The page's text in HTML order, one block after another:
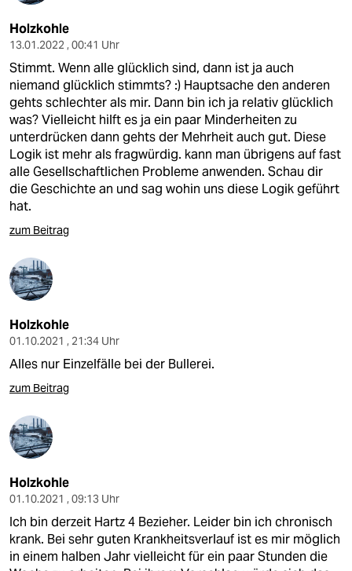
Holzkohle
13.01.2022 , 00:41 Uhr
Stimmt. Wenn alle glücklich sind, dann ist ja auch
niemand glücklich stimmts? :) Hauptsache den anderen
gehts schlechter als mir. Dann bin ich ja relativ glücklich
was? Vielleicht hilft es ja ein paar Minderheiten zu
unterdrücken dann gehts der Mehrheit auch gut. Diese
Logik ist mehr als fragwürdig. kann man übrigens auf fast
alle Gesellschaftlichen Probleme anwenden. Schau dir
die Geschichte an und sag wohin uns diese Logik geführt
hat.
zum Beitrag
Holzkohle
01.10.2021 , 21:34 Uhr
Alles nur Einzelfälle bei der Bullerei.
zum Beitrag
Holzkohle
01.10.2021 , 09:13 Uhr
Ich bin derzeit Hartz 4 Bezieher. Leider bin ich chronisch
krank. Bei sehr guten Krankheitsverlauf ist es mir möglich
in einem halben Jahr vielleicht für ein paar Stunden die